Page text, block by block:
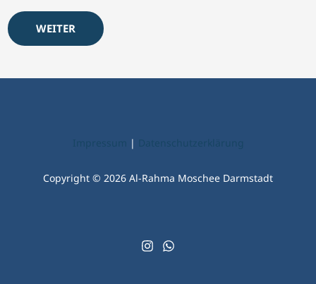
WEITER
|
Copyright © 2026 Al-Rahma Moschee Darmstadt